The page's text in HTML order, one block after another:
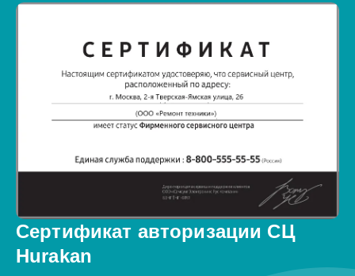
Сертификат авторизации СЦ
Hurakan